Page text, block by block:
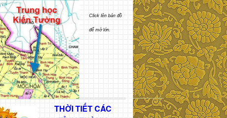
Click lên bản đồ
để mở lớn.
THỜI TIẾT CÁC